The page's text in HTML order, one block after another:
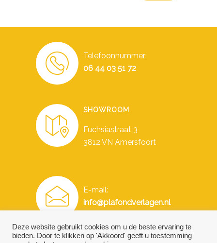
Telefoonnummer:
06 44 03 51 72
SHOWROOM
Fuchsiastraat 3
3812 VN Amersfoort
E-mail:
info@plafondverlagen.nl
Deze website gebruikt cookies om u de beste ervaring te
bieden. Door te klikken op 'Akkoord' geeft u toestemming